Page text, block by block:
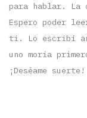
para hablar. La
Espero poder
ti. Lo escribí
uno moría
¡Deséame suerte!